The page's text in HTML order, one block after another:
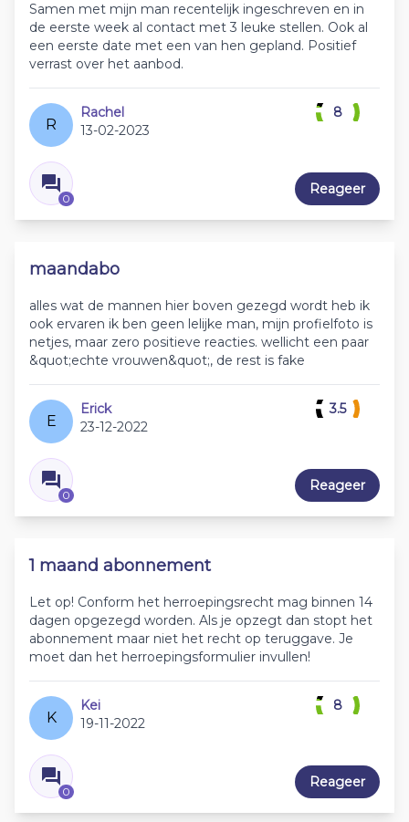
Samen met mijn man recentelijk ingeschreven en in
de eerste week al contact met 3 leuke stellen. Ook al
een eerste date met een van hen gepland. Positief
verrast over het aanbod.
R
Rachel
13-02-2023
0
8
Reageer
maandabo
alles wat de mannen hier boven gezegd wordt heb ik
ook ervaren ik ben geen lelijke man, mijn profielfoto is
netjes, maar zero positieve reacties. wellicht een paar
&quot;echte vrouwen&quot;, de rest is fake
E
Erick
23-12-2022
0
3.5
Reageer
1 maand abonnement
Let op! Conform het herroepingsrecht mag binnen 14
dagen opgezegd worden. Als je opzegt dan stopt het
abonnement maar niet het recht op teruggave. Je
moet dan het herroepingsformulier invullen!
K
Kei
19-11-2022
0
8
Reageer